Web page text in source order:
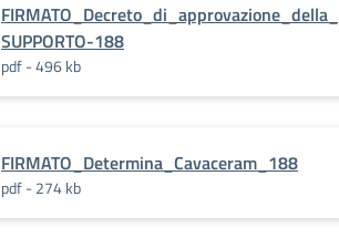
SUPPORTO-188
pdf - 496 kb
FIRMATO_Determina_Cavaceram_188
pdf - 274 kb